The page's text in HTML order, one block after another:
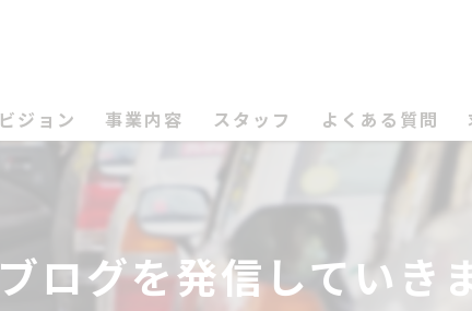
ビジョン 事業内容 スタッフ よくある質問
ブログを発信していき